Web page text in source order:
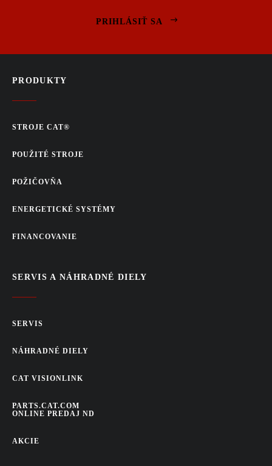
PRIHLÁSIŤ SA
PRODUKTY
STROJE CAT®
POUŽITÉ STROJE
POŽIČOVŇA
ENERGETICKÉ SYSTÉMY
FINANCOVANIE
SERVIS A NÁHRADNÉ DIELY
SERVIS
NÁHRADNÉ DIELY
CAT VISIONLINK
PARTS.CAT.COM
ONLINE PREDAJ ND
AKCIE